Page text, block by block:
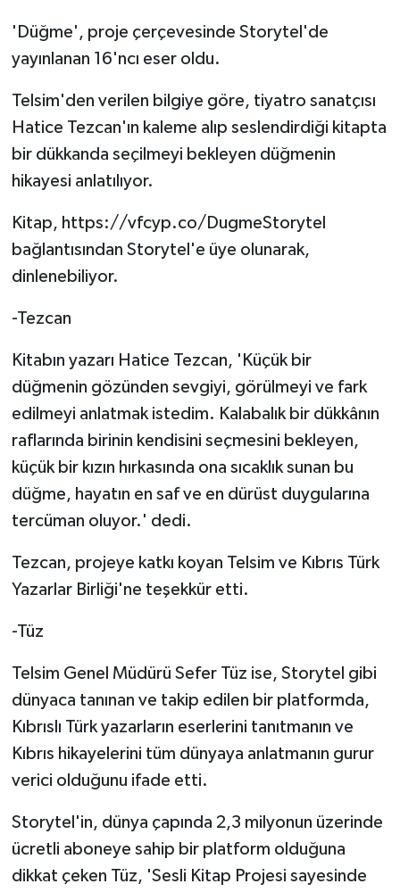
'Düğme', proje çerçevesinde Storytel'de
yayınlanan 16'ncı eser oldu.
Telsim'den verilen bilgiye göre, tiyatro sanatçısı
Hatice Tezcan'ın kaleme alıp seslendirdiği kitapta
bir dükkanda seçilmeyi bekleyen düğmenin
hikayesi anlatılıyor.
Kitap, https://vfcyp.co/DugmeStorytel
bağlantısından Storytel'e üye olunarak,
dinlenebiliyor.
-Tezcan
Kitabın yazarı Hatice Tezcan, 'Küçük bir
düğmenin gözünden sevgiyi, görülmeyi ve fark
edilmeyi anlatmak istedim. Kalabalık bir dükkânın
raflarında birinin kendisini seçmesini bekleyen,
küçük bir kızın hırkasında ona sıcaklık sunan bu
düğme, hayatın en saf ve en dürüst duygularına
tercüman oluyor.' dedi.
Tezcan, projeye katkı koyan Telsim ve Kıbrıs Türk
Yazarlar Birliği'ne teşekkür etti.
-Tüz
Telsim Genel Müdürü Sefer Tüz ise, Storytel gibi
dünyaca tanınan ve takip edilen bir platformda,
Kıbrıslı Türk yazarların eserlerini tanıtmanın ve
Kıbrıs hikayelerini tüm dünyaya anlatmanın gurur
verici olduğunu ifade etti.
Storytel'in, dünya çapında 2,3 milyonun üzerinde
ücretli aboneye sahip bir platform olduğuna
dikkat çeken Tüz, 'Sesli Kitap Projesi sayesinde